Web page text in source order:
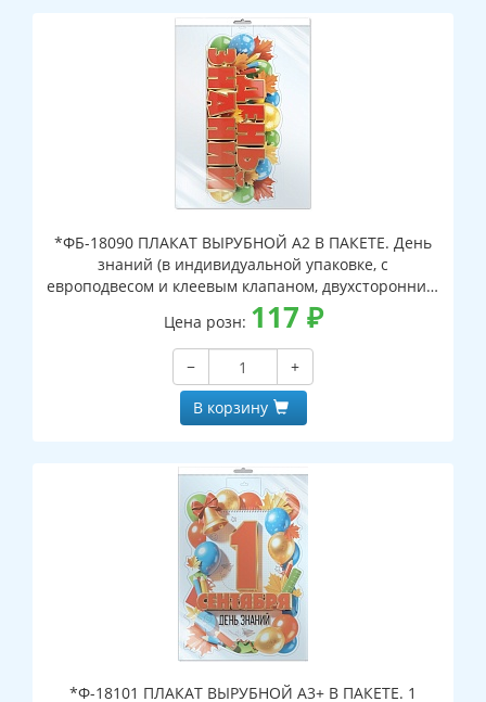
*ФБ-18090 ПЛАКАТ ВЫРУБНОЙ А2 В ПАКЕТЕ. День
знаний (в индивидуальной упаковке, с
европодвесом и клеевым клапаном, двухсторонний,
ВД-лак)
Цена розн: 117 ₽
−
+
В корзину
*Ф-18101 ПЛАКАТ ВЫРУБНОЙ А3+ В ПАКЕТЕ. 1